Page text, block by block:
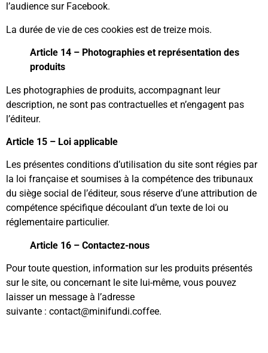
l’audience sur Facebook.
La durée de vie de ces cookies est de treize mois.
Article 14 – Photographies et représentation des
produits
Les photographies de produits, accompagnant leur
description, ne sont pas contractuelles et n’engagent pas
l’éditeur.
Article 15 – Loi applicable
Les présentes conditions d’utilisation du site sont régies par
la loi française et soumises à la compétence des tribunaux
du siège social de l’éditeur, sous réserve d’une attribution de
compétence spécifique découlant d’un texte de loi ou
réglementaire particulier.
Article 16 – Contactez-nous
Pour toute question, information sur les produits présentés
sur le site, ou concernant le site lui-même, vous pouvez
laisser un message à l’adresse
suivante : contact@minifundi.coffee.